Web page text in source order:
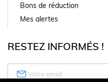
Bons de réduction
Mes alertes
RESTEZ INFORMÉS !
